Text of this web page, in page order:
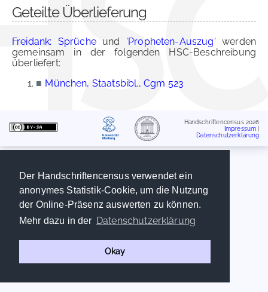
Der Handschriftencensus verwendet ein
anonymes Statistik-Cookie, um die Nutzung
der Online-Präsenz auswerten zu können.
Mehr dazu in der Datenschutzerklärung
Okay
Geteilte Überlieferung
Freidank: Sprücheund 'Propheten-Auszug' werden
gemeinsam in der folgenden HSC-Beschreibung
überliefert:
■ München, Staatsbibl., Cgm 523
Handschriftencensus 2026
Impressum
Datenschutzerklärung